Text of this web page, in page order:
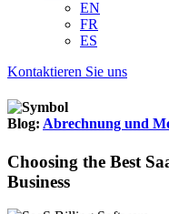
EN
FR
ES
Kontaktieren Sie uns
Blog: Abrechnung und
Choosing the Best
Business